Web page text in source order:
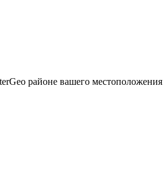
районе вашего местоположения